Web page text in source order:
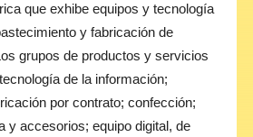
que exhibe equipos y tecnología
y fabricación de
grupos de productos y servicios
de la información;
por contrato; confección;
y accesorios; equipo digital, de